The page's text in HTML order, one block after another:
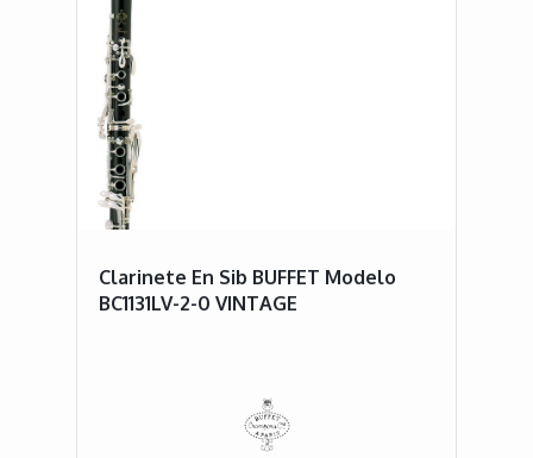
Clarinete En Sib BUFFET Modelo
BC1131LV-2-0 VINTAGE